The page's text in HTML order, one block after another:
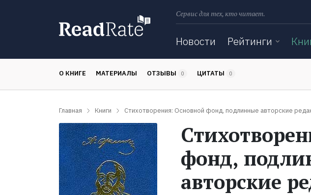
Сервис для тех, кто читает.
Новости Рейтинги
О КНИГЕ МАТЕРИАЛЫ ОТЗЫВЫ 0 ЦИТАТЫ 0
Главная Книги Стихотворения: Основной фонд, подлинные авторские
фонд,
авторские